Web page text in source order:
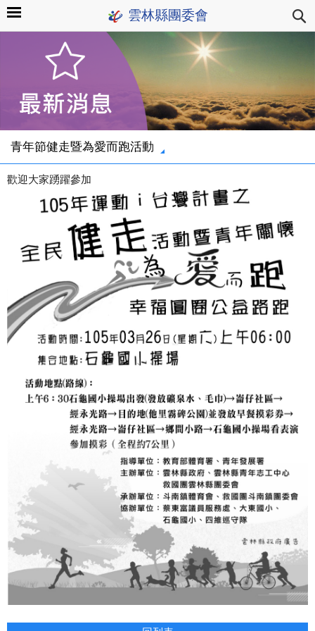
雲林縣團委會
青年節健走暨為愛而跑活動
歡迎大家踴躍參加